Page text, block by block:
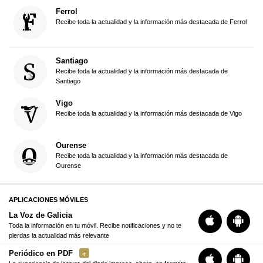
Ferrol
Recibe toda la actualidad y la información más destacada de Ferrol
Santiago
Recibe toda la actualidad y la información más destacada de
Santiago
Vigo
Recibe toda la actualidad y la información más destacada de Vigo
Ourense
Recibe toda la actualidad y la información más destacada de
Ourense
APLICACIONES MÓVILES
La Voz de Galicia
Toda la información en tu móvil. Recibe notificaciones y no te
pierdas la actualidad más relevante
Periódico en PDF